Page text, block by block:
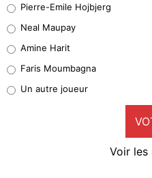
5%
1%
9%
Pierre-Emile Hojbjerg
Neal Maupay
Amine Harit
Faris Moumbagna
Un autre joueur
Voir les